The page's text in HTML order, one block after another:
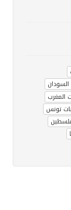
السودان
المغرب
تونس